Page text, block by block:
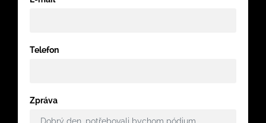
Telefon
Zpráva